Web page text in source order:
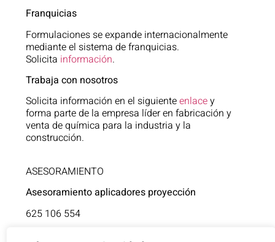
Franquicias
Formulaciones se expande internacionalmente
mediante el sistema de franquicias.
Solicita información.
Trabaja con nosotros
Solicita información en el siguienteenlacey
forma parte de la empresa líder en fabricación y
venta de química para la industria y la
construcción.
ASESORAMIENTO
Asesoramiento aplicadores proyección
625 106 554